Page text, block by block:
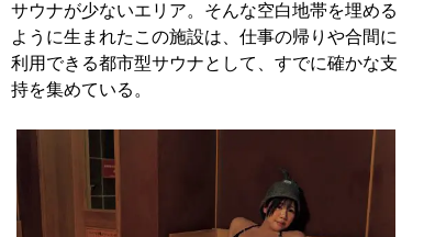
サウナが少ないエリア。そんな空白地帯を埋める
ように生まれたこの施設は、仕事の帰りや合間に
利用できる都市型サウナとして、すでに確かな支
持を集めている。